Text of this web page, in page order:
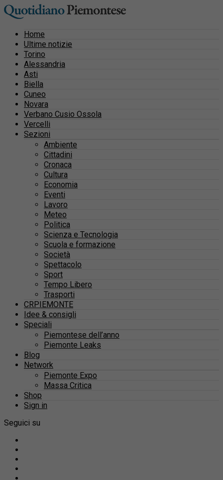
Home
Ultime notizie
Torino
Alessandria
Asti
Biella
Cuneo
Novara
Verbano Cusio Ossola
Vercelli
Sezioni
Ambiente
Cittadini
Cronaca
Cultura
Economia
Eventi
Lavoro
Meteo
Politica
Scienza e Tecnologia
Scuola e formazione
Società
Spettacolo
Sport
Tempo Libero
Trasporti
CRPIEMONTE
Idee & consigli
Speciali
Piemontese dell’anno
Piemonte Leaks
Blog
Network
Piemonte Expo
Massa Critica
Shop
Sign in
Seguici su